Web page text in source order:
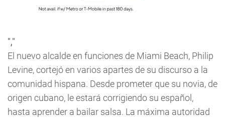
","
El nuevo alcalde en funciones de Miami Beach, Philip
Levine, cortejó en varios apartes de su discurso a la
comunidad hispana. Desde prometer que su novia, de
origen cubano, le estará corrigiendo su español,
hasta aprender a bailar salsa. La máxima autoridad